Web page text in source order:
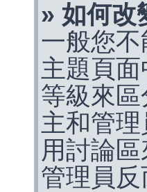
» 如何改
一般您
主題頁
等級來
主和管
用討論
管理員